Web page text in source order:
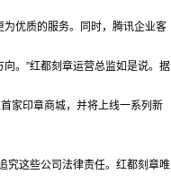
优质的服务。同时，腾讯企业客
。”红都刻章运营总监如是说。据
家印章商城，并将上线一系列新
究这些公司法律责任。红都刻章唯